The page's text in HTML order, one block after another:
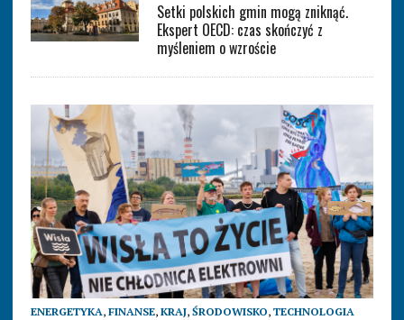
Setki polskich gmin mogą zniknąć.
Ekspert OECD: czas skończyć z
myśleniem o wzroście
ENERGETYKA, FINANSE, KRAJ, ŚRODOWISKO, TECHNOLOGIA